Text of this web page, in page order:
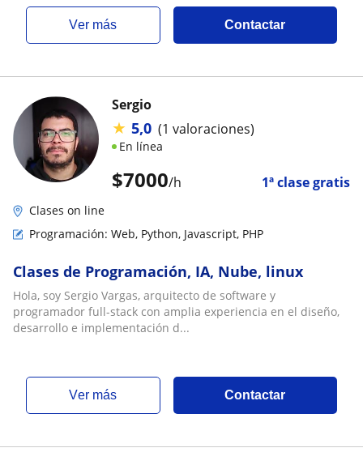
ver más Contactar
$7000/h 1ª clase gratis
Sergio
★ 5,0 (1 valoraciones)
En línea
Clases on line
Programación: Web, Python, Javascript, PHP
Clases de Programación, IA, Nube, linux
Hola, soy Sergio Vargas, arquitecto de software y
programador full-stack con amplia experiencia en el diseño,
desarrollo e implementación d...
ver más Contactar